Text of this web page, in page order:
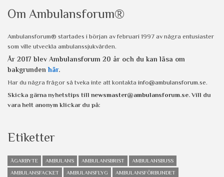
Om Ambulansforum®
Ambulansforum® startades i början av februari 1997 av några entusiaster
som ville utveckla ambulanssjukvården.
År 2017 blev Ambulansforum 20 år och du kan läsa om
bakgrunden här.
Har du några frågor så tveka inte att kontakta info@ambulansforum.se.
Skicka gärna nyhetstips till newsmaster@ambulansforum.se. Vill du
vara helt anonym klickar du på:
Etiketter
ÄGARBYTE AMBULANS AMBULANSBRIST
AMBULANSBUSS
AMBULANSFACKET
AMBULANSFLYG
AMBULANSFÖRBUNDET